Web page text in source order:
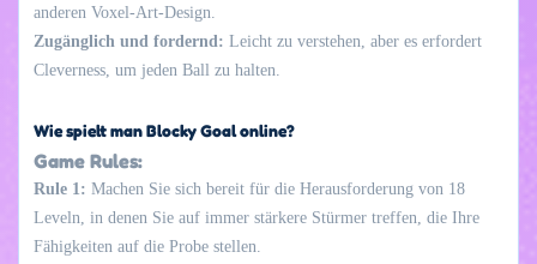
anderen Voxel-Art-Design.
Zugänglich und fordernd: Leicht zu verstehen, aber es erfordert
Cleverness, um jeden Ball zu halten.
Wie spielt man Blocky Goal online?
Game Rules:
Rule 1: Machen Sie sich bereit für die Herausforderung von 18
Leveln, in denen Sie auf immer stärkere Stürmer treffen, die Ihre
Fähigkeiten auf die Probe stellen.